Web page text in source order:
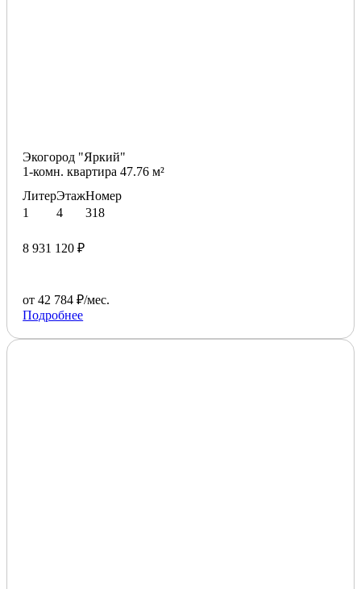
Экогород "Яркий"
1-комн. квартира 47.76 м²
Литер
1
Этаж
4
Номер
318
8 931 120 ₽
от 42 784 ₽/мес.
Подробнее